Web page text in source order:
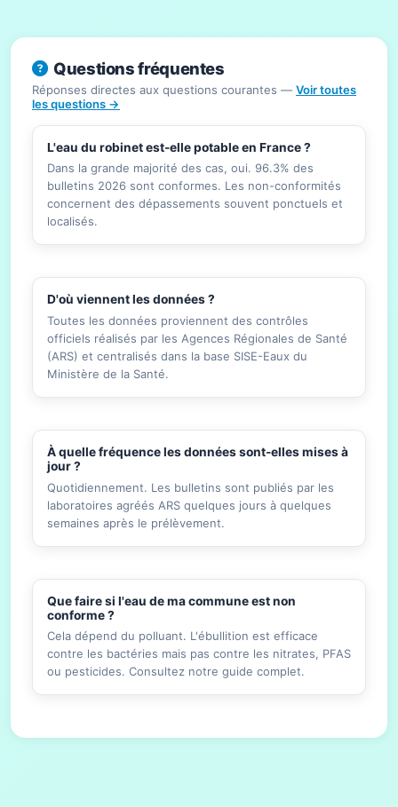
Questions fréquentes
Réponses directes aux questions courantes — Voir toutes
les questions →
L'eau du robinet est-elle potable en France ?
Dans la grande majorité des cas, oui. 96.3% des
bulletins 2026 sont conformes. Les non-conformités
concernent des dépassements souvent ponctuels et
localisés.
D'où viennent les données ?
Toutes les données proviennent des contrôles
officiels réalisés par les Agences Régionales de Santé
(ARS) et centralisés dans la base SISE-Eaux du
Ministère de la Santé.
À quelle fréquence les données sont-elles mises à
jour ?
Quotidiennement. Les bulletins sont publiés par les
laboratoires agréés ARS quelques jours à quelques
semaines après le prélèvement.
Que faire si l'eau de ma commune est non
conforme ?
Cela dépend du polluant. L'ébullition est efficace
contre les bactéries mais pas contre les nitrates, PFAS
ou pesticides. Consultez notre guide complet.